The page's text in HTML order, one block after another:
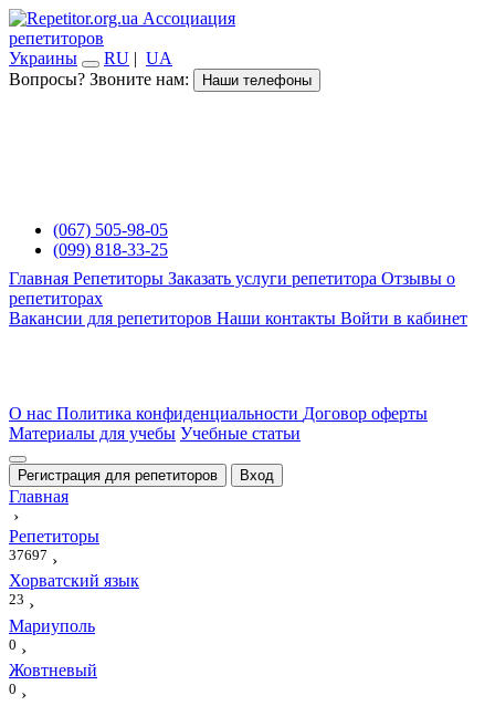
Ассоциация
репетиторов
Украины
RU | UA
Вопросы? Звоните нам:
Наши телефоны
(067) 505-98-05
(099) 818-33-25
Главная Репетиторы Заказать услуги репетитора Отзывы о
репетиторах
Вакансии для репетиторов Наши контакты Войти в кабинет
О нас Политика конфиденциальности Договор оферты
Материалы для учебы Учебные статьи
Регистрация для репетиторов Вход
Главная
›
Репетиторы
37697 ›
Хорватский язык
23 ›
Мариуполь
0 ›
Жовтневый
0 ›